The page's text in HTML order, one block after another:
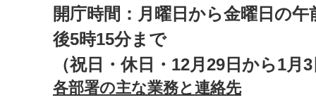
開庁時間：月曜日から金曜日の午
後5時15分まで
（祝日・休日・12月29日から1月
各部署の主な業務と連絡先